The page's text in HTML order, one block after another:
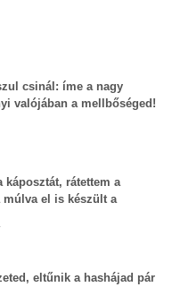
csinál: íme a nagy
valójában a mellbőséged!
káposztát, rátettem a
el is készült a
eltűnik a hashájad pár